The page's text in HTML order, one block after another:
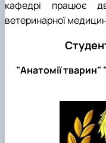
кафедрі працює
ветеринарної
"Анатомії тварин"